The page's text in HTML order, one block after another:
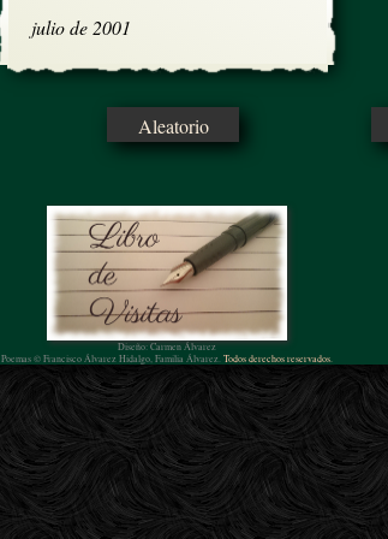
julio de 2001
Aleatorio
Diseño: Carmen Álvarez
Poemas © Francisco Álvarez Hidalgo, Familia Álvarez. Todos derechos reservados.